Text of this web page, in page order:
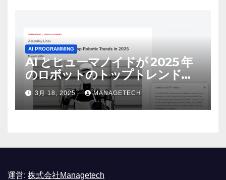
AI PROGRAMMING
AI とヒューマノイドが 2025 年
のロボットのトップトレンドに |
ASSEMBLY
3月 18, 2025 MANAGETECH
運営: 株式会社Managetech